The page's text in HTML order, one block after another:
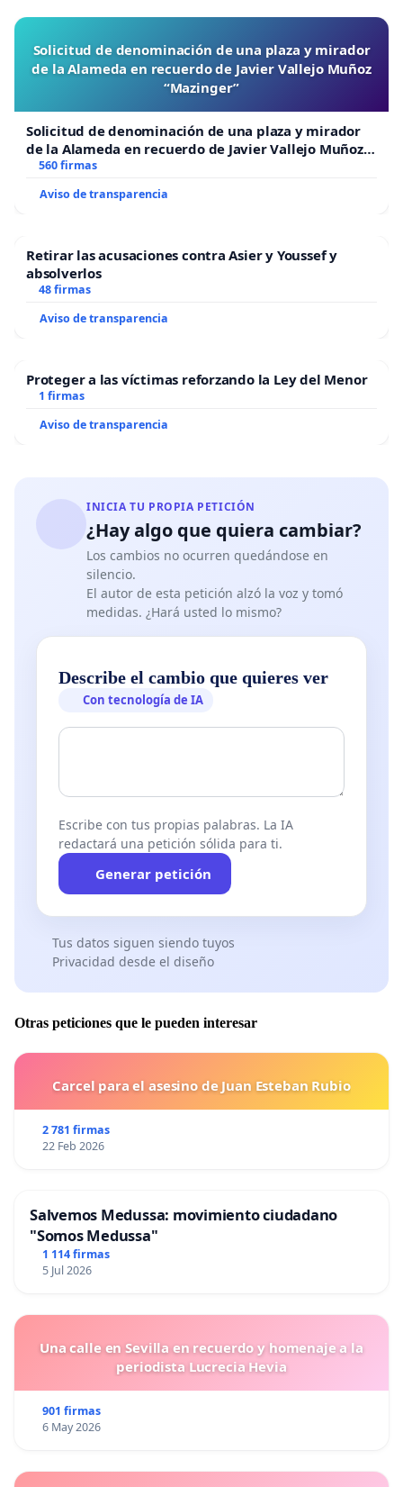
Solicitud de denominación de una plaza y mirador
de la Alameda en recuerdo de Javier Vallejo Muñoz
“Mazinger”
Solicitud de denominación de una plaza y mirador
de la Alameda en recuerdo de Javier Vallejo Muñoz
“Mazinger”
560 firmas
Aviso de transparencia
Retirar las acusaciones contra Asier y Youssef y
absolverlos
48 firmas
Aviso de transparencia
Proteger a las víctimas reforzando la Ley del Menor
1 firmas
Aviso de transparencia
INICIA TU PROPIA PETICIÓN
¿Hay algo que quiera cambiar?
Los cambios no ocurren quedándose en
silencio.
El autor de esta petición alzó la voz y tomó
medidas. ¿Hará usted lo mismo?
Describe el cambio que quieres ver
Con tecnología de IA
Escribe con tus propias palabras. La IA
redactará una petición sólida para ti.
Generar petición
Tus datos siguen siendo tuyos
Privacidad desde el diseño
Otras peticiones que le pueden interesar
Carcel para el asesino de Juan Esteban Rubio
2 781 firmas
22 Feb 2026
Salvemos Medussa: movimiento ciudadano
"Somos Medussa"
1 114 firmas
5 Jul 2026
Una calle en Sevilla en recuerdo y homenaje a la
periodista Lucrecia Hevia
901 firmas
6 May 2026